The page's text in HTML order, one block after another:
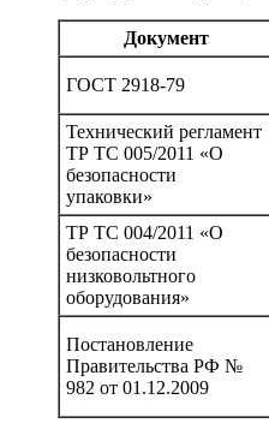
Документ
ГОСТ 2918-79
Технический регламент
ТР ТС 005/2011 «О
безопасности
упаковки»
ТР ТС 004/2011 «О
безопасности
низковольтного
оборудования»
Постановление
Правительства РФ №
982 от 01.12.2009